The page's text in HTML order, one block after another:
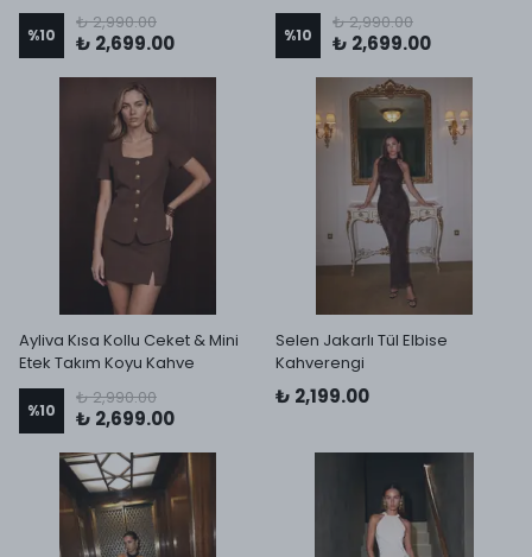
%10
₺ 2,990.00
₺ 2,699.00 %10
₺ 2,990.00
₺ 2,699.00
Ayliva Kısa Kollu Ceket & Mini
Etek Takım Koyu Kahve
%10
₺ 2,990.00
₺ 2,699.00
Selen Jakarlı Tül Elbise
Kahverengi
₺ 2,199.00